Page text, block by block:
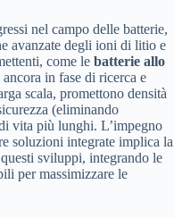
nel campo delle batterie,
avanzate degli ioni di litio e
come le batterie allo
in fase di ricerca e
scala, promettono densità
(eliminando
vita più lunghi. L’impegno
soluzioni integrate implica la
sviluppi, integrando le
per massimizzare le